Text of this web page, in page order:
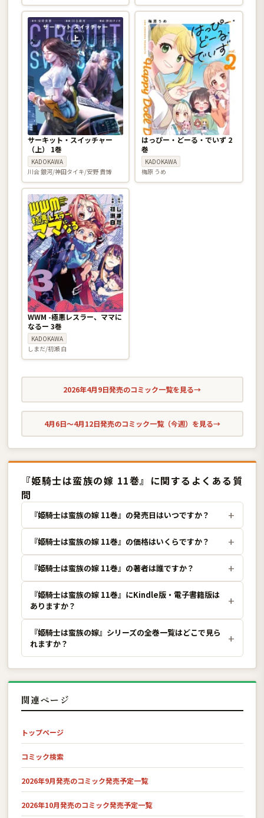
サーキット・スイッチャー
（上） 1巻
KADOKAWA
川合 銀河/神田タイキ/安野 貴博
はっぴー・どーる・でいず 2
巻
KADOKAWA
梅原 うめ
WWM -極悪レスラー、ママに
なるー 3巻
KADOKAWA
しまだ/初瀬 白
2026年4月9日発売のコミック一覧を見る→
4月6日〜4月12日発売のコミック一覧（今週）を見る→
『姫騎士は蛮族の嫁 11巻』に関するよくある質
問
『姫騎士は蛮族の嫁 11巻』の発売日はいつですか？
『姫騎士は蛮族の嫁 11巻』の価格はいくらですか？
『姫騎士は蛮族の嫁 11巻』の著者は誰ですか？
『姫騎士は蛮族の嫁 11巻』にKindle版・電子書籍版は
ありますか？
『姫騎士は蛮族の嫁』シリーズの全巻一覧はどこで見ら
れますか？
関連ページ
トップページ
コミック検索
2026年9月発売のコミック発売予定一覧
2026年10月発売のコミック発売予定一覧